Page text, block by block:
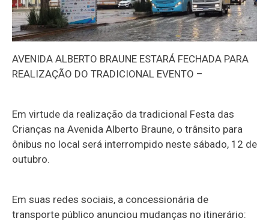
AVENIDA ALBERTO BRAUNE ESTARÁ FECHADA PARA
REALIZAÇÃO DO TRADICIONAL EVENTO –
Em virtude da realização da tradicional Festa das
Crianças na Avenida Alberto Braune, o trânsito para
ônibus no local será interrompido neste sábado, 12 de
outubro.
Em suas redes sociais, a concessionária de
transporte público anunciou mudanças no itinerário: